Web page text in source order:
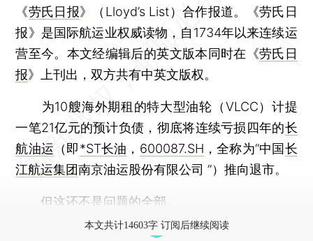
《劳氏日报》（Lloyd’s List）合作报道。《劳氏日
报》是国际航运业权威读物，自1734年以来连续运
营至今。本文经编辑后的英文版本同时在《劳氏日
报》上刊出，双方共有中英文版权。
为10艘海外期租的特大型油轮（VLCC）计提
一笔21亿元的预计负债，彻底将连续亏损四年的长
航油运 （即*ST长油 ， 600087.SH ，全称为“中国长
江航运集团南京油运股份有限公司 ”）推向退市。
但这还不是问题的全部。
本文共计14603字 订阅后继续阅读